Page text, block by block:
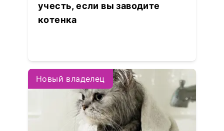
учесть, если вы заводите
котенка
Новый владелец